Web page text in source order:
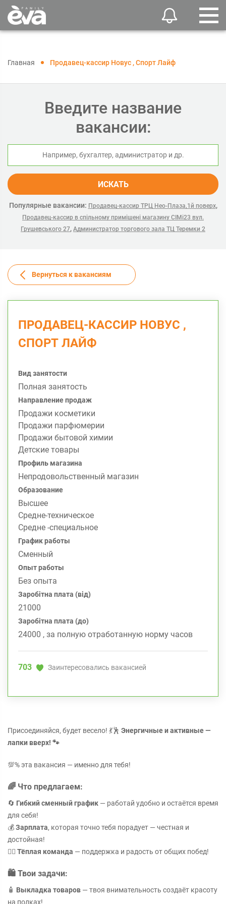
Главная Продавец-кассир Новус , Спорт Лайф
Введите название
вакансии:
ИСКАТЬ
Популярные вакансии: Продавец-кассир ТРЦ Нео-Плаза,1й поверх,
Продавец-кассир в спільному примішені магазину СІМі23 вул.
Грушевського 27, Администратор торгового зала ТЦ Теремки 2
Вернуться к вакансиям
ПРОДАВЕЦ-КАССИР НОВУС ,
СПОРТ ЛАЙФ
Вид занятости
Полная занятость
Направление продаж
Продажи косметики
Продажи парфюмерии
Продажи бытовой химии
Детские товары
Профиль магазина
Непродовольственный магазин
Образование
Высшее
Средне-техническое
Средне -специальное
График работы
Сменный
Опыт работы
Без опыта
Заробітна плата (від)
21000
Заробітна плата (до)
24000 , за полную отработанную норму часов
703 Заинтересовались вакансией
Присоединяйся, будет весело! 💃🕺 Энергичные и активные —
лапки вверх! 🐾
💯% эта вакансия — именно для тебя!
🌈 Что предлагаем:
🔄 Гибкий сменный график — работай удобно и остаётся время
для себя!
💰Зарплата, которая точно тебя порадует — честная и
достойная!
👯‍♀️ Тёплая команда — поддержка и радость от общих побед!
🛍️ Твои задачи:
🧴 Выкладка товаров — твоя внимательность создаёт красоту
на полках!